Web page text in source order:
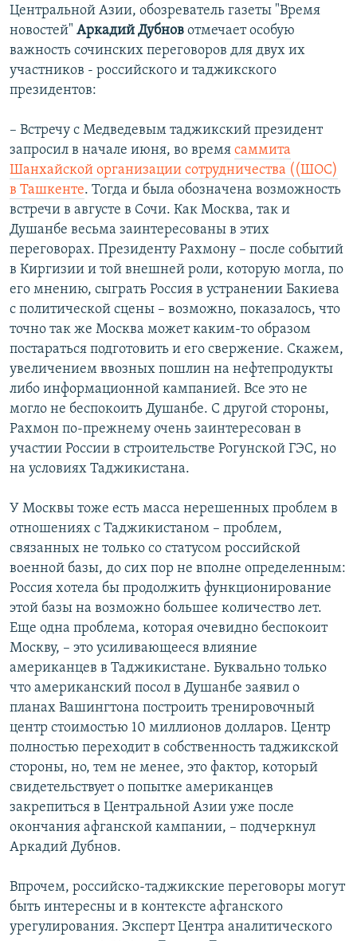
Центральной Азии, обозреватель газеты "Время
новостей" Аркадий Дубнов отмечает особую
важность сочинских переговоров для двух их
участников - российского и таджикского
президентов:
– Встречу с Медведевым таджикский президент
запросил в начале июня, во время саммита
Шанхайской организации сотрудничества ((ШОС)
в Ташкенте. Тогда и была обозначена возможность
встречи в августе в Сочи. Как Москва, так и
Душанбе весьма заинтересованы в этих
переговорах. Президенту Рахмону – после событий
в Киргизии и той внешней роли, которую могла, по
его мнению, сыграть Россия в устранении Бакиева
с политической сцены – возможно, показалось, что
точно так же Москва может каким-то образом
постараться подготовить и его свержение. Скажем,
увеличением ввозных пошлин на нефтепродукты
либо информационной кампанией. Все это не
могло не беспокоить Душанбе. С другой стороны,
Рахмон по-прежнему очень заинтересован в
участии России в строительстве Рогунской ГЭС, но
на условиях Таджикистана.
У Москвы тоже есть масса нерешенных проблем в
отношениях с Таджикистаном – проблем,
связанных не только со статусом российской
военной базы, до сих пор не вполне определенным:
Россия хотела бы продолжить функционирование
этой базы на возможно большее количество лет.
Еще одна проблема, которая очевидно беспокоит
Москву, – это усиливающееся влияние
американцев в Таджикистане. Буквально только
что американский посол в Душанбе заявил о
планах Вашингтона построить тренировочный
центр стоимостью 10 миллионов долларов. Центр
полностью переходит в собственность таджикской
стороны, но, тем не менее, это фактор, который
свидетельствует о попытке американцев
закрепиться в Центральной Азии уже после
окончания афганской кампании, – подчеркнул
Аркадий Дубнов.
Впрочем, российско-таджикские переговоры могут
быть интересны и в контексте афганского
урегулирования. Эксперт Центра аналитического